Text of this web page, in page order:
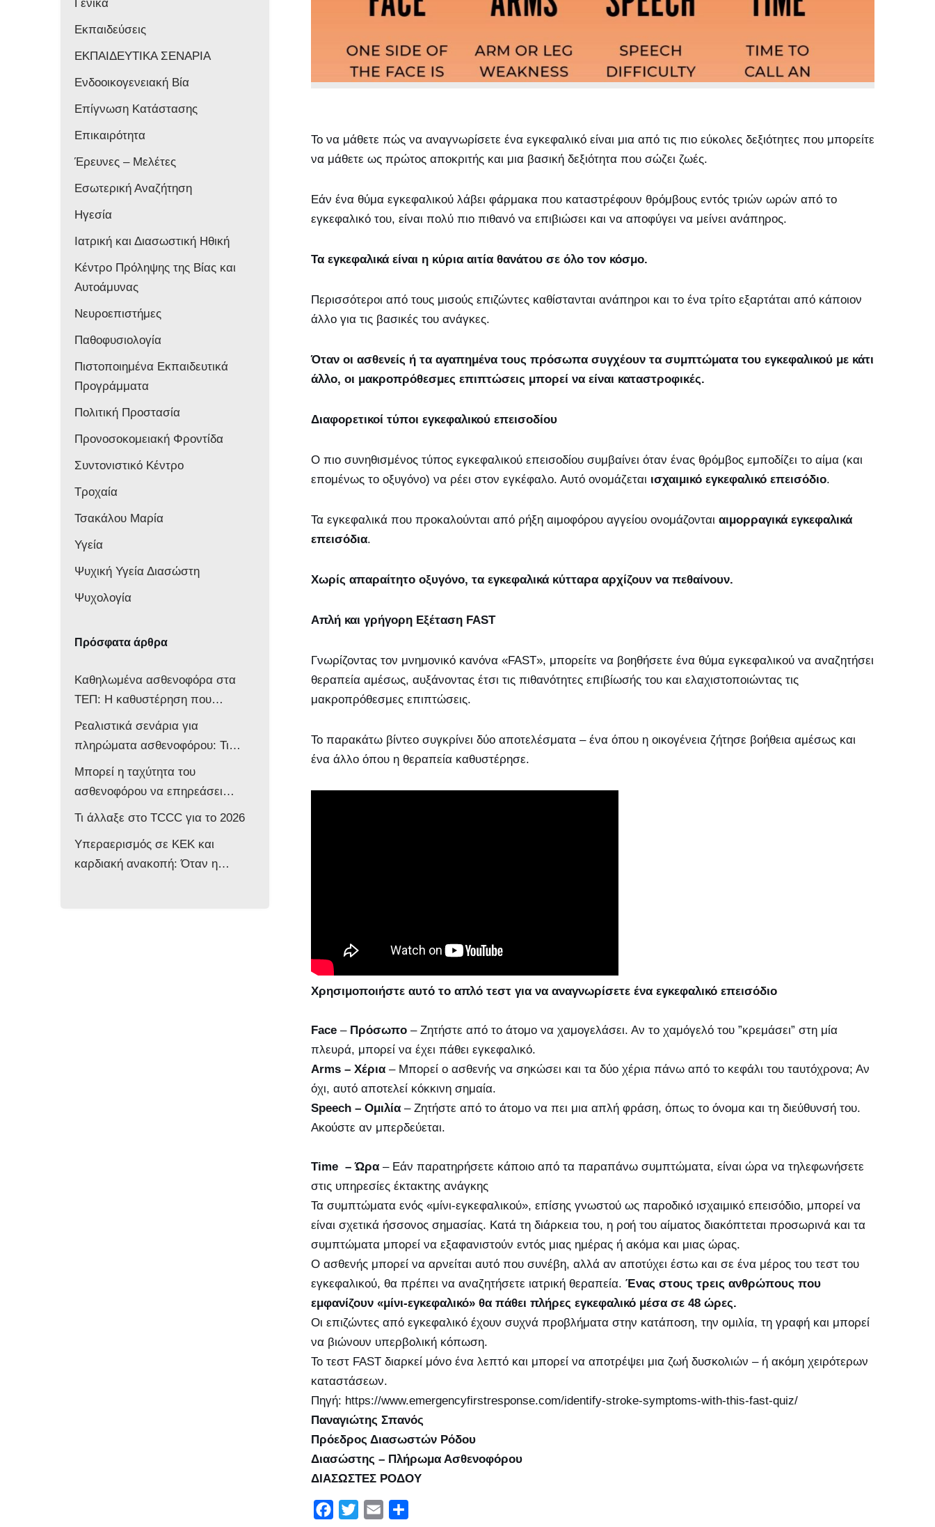
Γενικά
Εκπαιδεύσεις
ΕΚΠΑΙΔΕΥΤΙΚΑ ΣΕΝΑΡΙΑ
Ενδοοικογενειακή Βία
Επίγνωση Κατάστασης
Επικαιρότητα
Έρευνες – Μελέτες
Εσωτερική Αναζήτηση
Ηγεσία
Ιατρική και Διασωστική Ηθική
Κέντρο Πρόληψης της Βίας και
Αυτοάμυνας
Νευροεπιστήμες
Παθοφυσιολογία
Πιστοποιημένα Εκπαιδευτικά
Προγράμματα
Πολιτική Προστασία
Προνοσοκομειακή Φροντίδα
Συντονιστικό Κέντρο
Τροχαία
Τσακάλου Μαρία
Υγεία
Ψυχική Υγεία Διασώστη
Ψυχολογία
Πρόσφατα άρθρα
Καθηλωμένα ασθενοφόρα στα
ΤΕΠ: Η καθυστέρηση που
αποδυναμώνει ολόκληρο το
σύστημα
Ρεαλιστικά σενάρια για
πληρώματα ασθενοφόρου: Τι
δείχνει νέα μελέτη
Μπορεί η ταχύτητα του
ασθενοφόρου να επηρεάσει
νευρολογικά ένα βρέφος;
Τι άλλαξε στο TCCC για το 2026
Υπεραερισμός σε ΚΕΚ και
καρδιακή ανακοπή: Όταν η
Το να μάθετε πώς να αναγνωρίσετε ένα εγκεφαλικό είναι μια από τις πιο εύκολες δεξιότητες που μπορείτε
να μάθετε ως πρώτος αποκριτής και μια βασική δεξιότητα που σώζει ζωές.
Εάν ένα θύμα εγκεφαλικού λάβει φάρμακα που καταστρέφουν θρόμβους εντός τριών ωρών από το
εγκεφαλικό του, είναι πολύ πιο πιθανό να επιβιώσει και να αποφύγει να μείνει ανάπηρος.
Τα εγκεφαλικά είναι η κύρια αιτία θανάτου σε όλο τον κόσμο.
Περισσότεροι από τους μισούς επιζώντες καθίστανται ανάπηροι και το ένα τρίτο εξαρτάται από κάποιον
άλλο για τις βασικές του ανάγκες.
Όταν οι ασθενείς ή τα αγαπημένα τους πρόσωπα συγχέουν τα συμπτώματα του εγκεφαλικού με κάτι
άλλο, οι μακροπρόθεσμες επιπτώσεις μπορεί να είναι καταστροφικές.
Διαφορετικοί τύποι εγκεφαλικού επεισοδίου
Ο πιο συνηθισμένος τύπος εγκεφαλικού επεισοδίου συμβαίνει όταν ένας θρόμβος εμποδίζει το αίμα (και
επομένως το οξυγόνο) να ρέει στον εγκέφαλο. Αυτό ονομάζεται ισχαιμικό εγκεφαλικό επεισόδιο.
Τα εγκεφαλικά που προκαλούνται από ρήξη αιμοφόρου αγγείου ονομάζονται αιμορραγικά εγκεφαλικά
επεισόδια.
Χωρίς απαραίτητο οξυγόνο, τα εγκεφαλικά κύτταρα αρχίζουν να πεθαίνουν.
Απλή και γρήγορη Εξέταση FAST
Γνωρίζοντας τον μνημονικό κανόνα «FAST», μπορείτε να βοηθήσετε ένα θύμα εγκεφαλικού να αναζητήσει
θεραπεία αμέσως, αυξάνοντας έτσι τις πιθανότητες επιβίωσής του και ελαχιστοποιώντας τις
μακροπρόθεσμες επιπτώσεις.
Το παρακάτω βίντεο συγκρίνει δύο αποτελέσματα – ένα όπου η οικογένεια ζήτησε βοήθεια αμέσως και
ένα άλλο όπου η θεραπεία καθυστέρησε.
Χρησιμοποιήστε αυτό το απλό τεστ για να αναγνωρίσετε ένα εγκεφαλικό επεισόδιο
Face – Πρόσωπο – Ζητήστε από το άτομο να χαμογελάσει. Αν το χαμόγελό του ”κρεμάσει” στη μία
πλευρά, μπορεί να έχει πάθει εγκεφαλικό.
Arms – Χέρια – Μπορεί ο ασθενής να σηκώσει και τα δύο χέρια πάνω από το κεφάλι του ταυτόχρονα; Αν
όχι, αυτό αποτελεί κόκκινη σημαία.
Speech – Ομιλία – Ζητήστε από το άτομο να πει μια απλή φράση, όπως το όνομα και τη διεύθυνσή του.
Ακούστε αν μπερδεύεται.
Time – Ώρα – Εάν παρατηρήσετε κάποιο από τα παραπάνω συμπτώματα, είναι ώρα να τηλεφωνήσετε
στις υπηρεσίες έκτακτης ανάγκης
Τα συμπτώματα ενός «μίνι-εγκεφαλικού», επίσης γνωστού ως παροδικό ισχαιμικό επεισόδιο, μπορεί να
είναι σχετικά ήσσονος σημασίας. Κατά τη διάρκεια του, η ροή του αίματος διακόπτεται προσωρινά και τα
συμπτώματα μπορεί να εξαφανιστούν εντός μιας ημέρας ή ακόμα και μιας ώρας.
Ο ασθενής μπορεί να αρνείται αυτό που συνέβη, αλλά αν αποτύχει έστω και σε ένα μέρος του τεστ του
εγκεφαλικού, θα πρέπει να αναζητήσετε ιατρική θεραπεία. Ένας στους τρεις ανθρώπους που
εμφανίζουν «μίνι-εγκεφαλικό» θα πάθει πλήρες εγκεφαλικό μέσα σε 48 ώρες.
Οι επιζώντες από εγκεφαλικό έχουν συχνά προβλήματα στην κατάποση, την ομιλία, τη γραφή και μπορεί
να βιώνουν υπερβολική κόπωση.
Το τεστ FAST διαρκεί μόνο ένα λεπτό και μπορεί να αποτρέψει μια ζωή δυσκολιών – ή ακόμη χειρότερων
καταστάσεων.
Πηγή: https://www.emergencyfirstresponse.com/identify-stroke-symptoms-with-this-fast-quiz/
Παναγιώτης Σπανός
Πρόεδρος Διασωστών Ρόδου
Διασώστης – Πλήρωμα Ασθενοφόρου
ΔΙΑΣΩΣΤΕΣ ΡΟΔΟΥ